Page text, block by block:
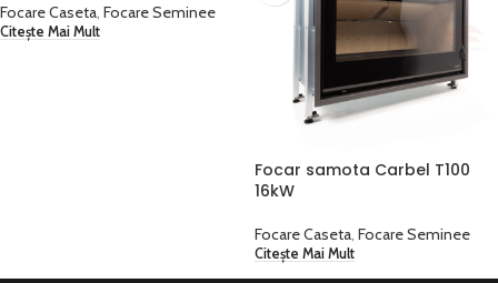
Focare Caseta Focare Seminee
Citește Mai Mult
Focar samota Carbel T100
16kW
Focare Caseta Focare Seminee
Citește Mai Mult